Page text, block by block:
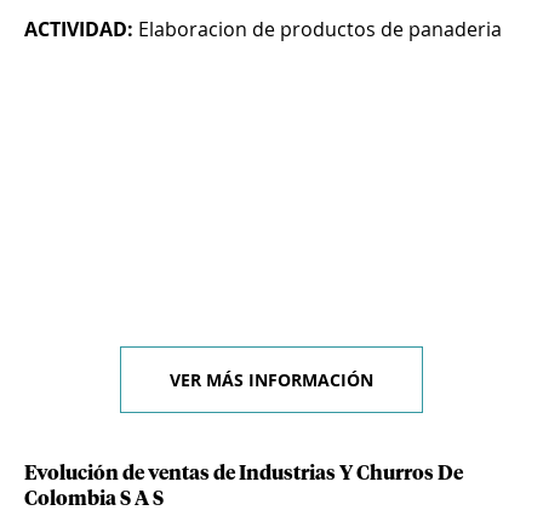
ACTIVIDAD: Elaboracion de productos de panaderia
VER MÁS INFORMACIÓN
Evolución de ventas de Industrias Y Churros De
Colombia S A S